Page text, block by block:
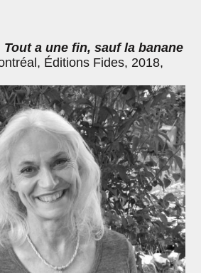
Tout a une fin, sauf la banane
Éditions Fides, 2018,